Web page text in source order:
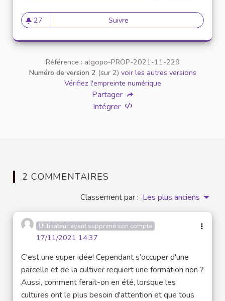
27
27 abonnés
Suivre Doter les Universités de
Référence : algopo-PROP-2021-11-229
Numéro de version 2 (sur 2) voir les autres versions
Vérifiez l'empreinte numérique
Partager
Intégrer
2 COMMENTAIRES
Classement par : Les plus anciens
Utilisateur ayant supprimé son compte
17/11/2021 14:37
C'est une super idée! Cependant s'occuper d'une
parcelle et de la cultiver requiert une formation non ?
Aussi, comment ferait-on en été, lorsque les
cultures ont le plus besoin d'attention et que tous